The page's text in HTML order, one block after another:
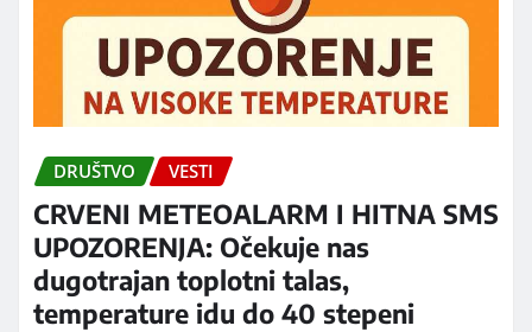
DRUŠTVO VESTI
CRVENI METEOALARM I HITNA SMS
UPOZORENJA: Očekuje nas
dugotrajan toplotni talas,
temperature idu do 40 stepeni